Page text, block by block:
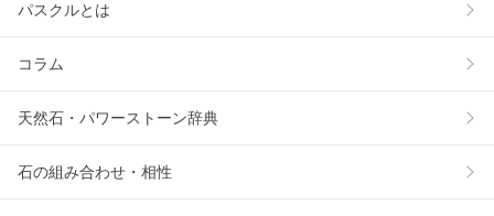
パスクルとは
コラム
天然石・パワーストーン辞典
石の組み合わせ・相性